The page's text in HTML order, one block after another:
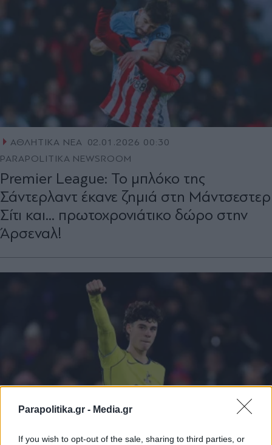
Parapolitika.gr - Media.gr
If you wish to opt-out of the sale, sharing to third parties, or
ΑΘΛΗΤΙΚΑ ΝΕΑ 02.01.2026 00:30
PARAPOLITIKA NEWSROOM
Premier League: Το μπλόκο της
Σάντερλαντ έκανε ζημιά στη Μάντσεστερ
Σίτι και... πρωτοχρονιάτικο δώρο στην
Άρσεναλ!